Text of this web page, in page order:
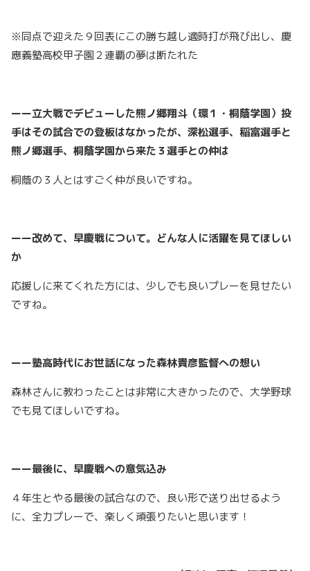
※同点で迎えた９回表にこの勝ち越し適時打が飛び出し、慶
應義塾高校甲子園２連覇の夢は断たれた
ーー立大戦でデビューした熊ノ郷翔斗（環１・桐蔭学園）投
手はその試合での登板はなかったが、深松選手、稲富選手と
熊ノ郷選手、桐蔭学園から来た３選手との仲は
桐蔭の３人とはすごく仲が良いですね。
ーー改めて、早慶戦について。どんな人に活躍を見てほしい
か
応援しに来てくれた方には、少しでも良いプレーを見せたい
ですね。
ーー塾高時代にお世話になった森林貴彦監督への想い
森林さんに教わったことは非常に大きかったので、大学野球
でも見てほしいですね。
ーー最後に、早慶戦への意気込み
４年生とやる最後の試合なので、良い形で送り出せるよう
に、全力プレーで、楽しく頑張りたいと思います！